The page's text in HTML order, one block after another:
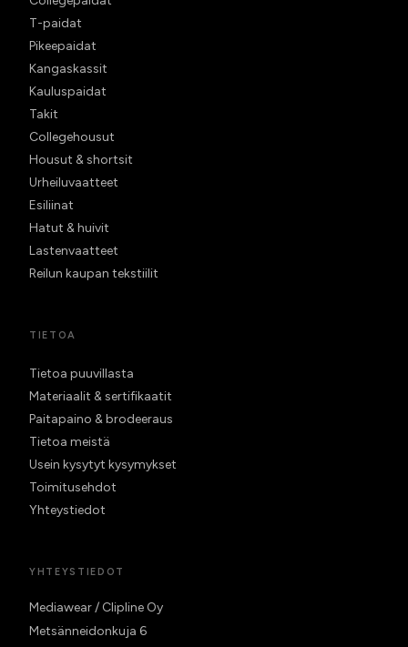
T-paidat
Pikeepaidat
Kangaskassit
Kauluspaidat
Takit
Collegehousut
Housut & shortsit
Urheiluvaatteet
Esiliinat
Hatut & huivit
Lastenvaatteet
Reilun kaupan tekstiilit
TIETOA
Tietoa puuvillasta
Materiaalit & sertifikaatit
Paitapaino & brodeeraus
Tietoa meistä
Usein kysytyt kysymykset
Toimitusehdot
Yhteystiedot
YHTEYSTIEDOT
Mediawear / Clipline Oy
Metsänneidonkuja 6